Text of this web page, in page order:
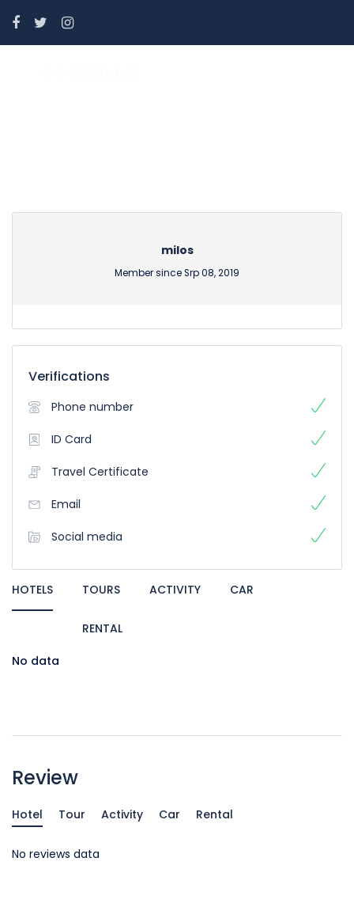
milos
Member since Srp 08, 2019
Verifications
Phone number
ID Card
Travel Certificate
Email
Social media
HOTELS TOURS ACTIVITY CAR
RENTAL
No data
Review
Hotel Tour Activity Car Rental
No reviews data